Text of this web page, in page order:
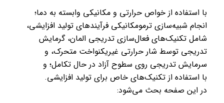
با استفاده از خواص حرارتی و مکانیکی وابسته به دما؛
انجام شبیه‌سازی ترمومکانیکی فرآیندهای تولید افزایشی،
شامل تکنیک‌های فعال‌سازی تدریجی المان، گرمایش
تدریجی توسط شار حرارتی غیریکنواخت متحرک، و
سرمایش تدریجی روی سطوح آزاد در حال تکامل؛ و
با استفاده از تکنیک‌های خاص برای تولید افزایشی.
در این صفحه بحث می‌شود: